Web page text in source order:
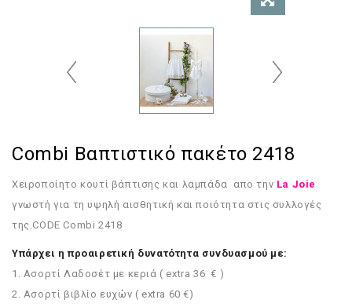
Combi Βαπτιστικό πακέτο 2418
Χειροποίητο κουτί βάπτισης και λαμπάδα απο την La Joie
γνωστή για τη υψηλή αισθητική και ποιότητα στις συλλογές
της.CODE Combi 2418
Υπάρχει η προαιρετική δυνατότητα συνδυασμού με:
1. Ασορτί Λαδοσέτ με κεριά ( extra 36 € )
2. Ασορτί βιβλίο ευχών ( extra 60 €)